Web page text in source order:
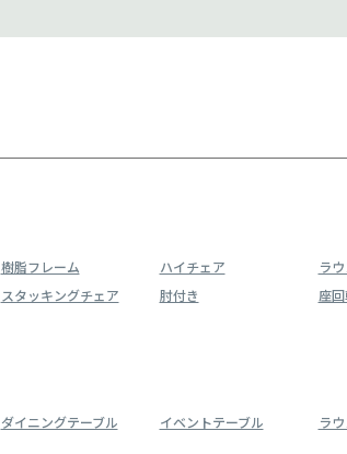
樹脂フレーム ハイチェア ラ
スタッキングチェア 肘付き 座
ダイニングテーブル イベントテーブル ラ